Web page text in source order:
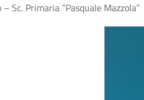
– Sc. Primaria “Pasquale Mazzola”